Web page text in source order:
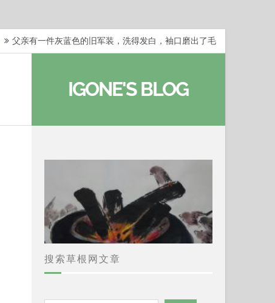
父亲有一件灰蓝色的旧军装，洗得发白，袖口磨出了毛
梁冬：有一些人在某个阶段掌握了第一性原理，完成了一
IGONE'S BLOG
搜索草根网文章